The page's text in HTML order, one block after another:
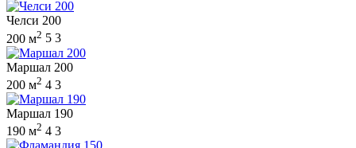
Челси 200
200 м2 5 3
Маршал 200
200 м2 4 3
Маршал 190
190 м2 4 3